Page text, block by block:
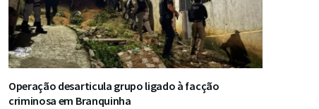
Operação desarticula grupo ligado à facção
criminosa em Branquinha